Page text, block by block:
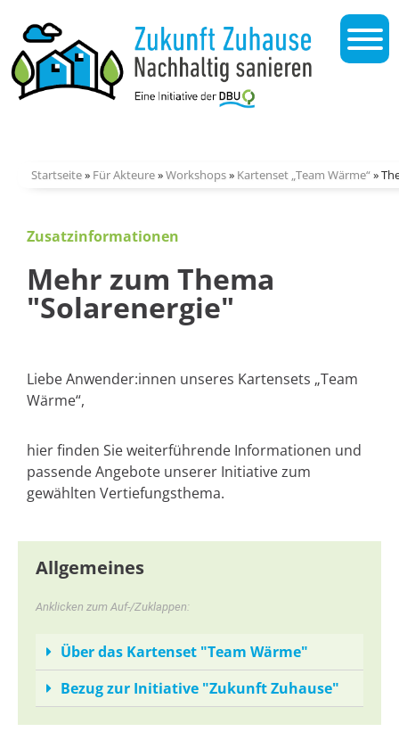
Startseite» Für Akteure»Workshops» Kartenset „Team Wärme“»
Zusatzinformationen
Mehr zum Thema
"Solarenergie"
Liebe Anwender:innen unseres Kartensets „Team
Wärme“,
hier finden Sie weiterführende Informationen und
passendeAngebote unserer Initiative zum
gewählten Vertiefungsthema.
Allgemeines
Anklicken zum Auf-/Zuklappen:
Über das Kartenset "Team Wärme"
Bezug zur Initiative "Zukunft Zuhause"